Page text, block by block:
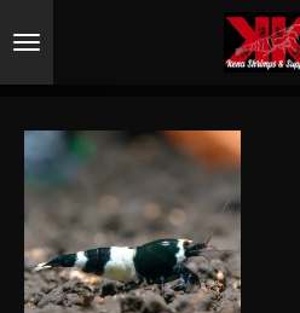
direct
hoofdinhoud